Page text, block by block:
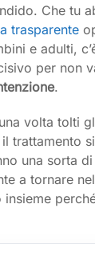
Che tu
trasparente
e adulti,
per non
.
volta tolti
il trattamento
una sorta di
a tornare